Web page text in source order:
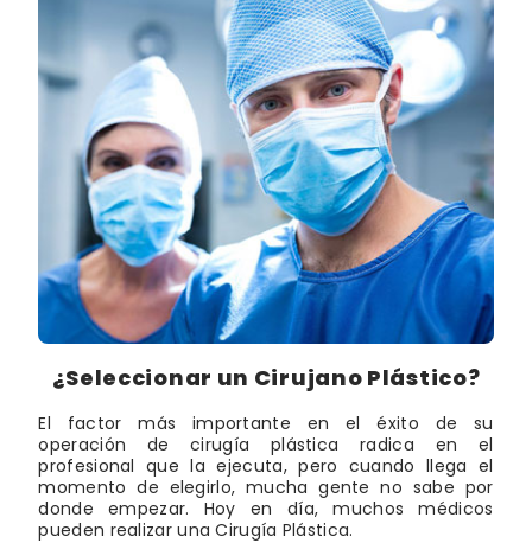
¿Seleccionar un Cirujano Plástico?
El factor más importante en el éxito de su
operación de cirugía plástica radica en el
profesional que la ejecuta, pero cuando llega el
momento de elegirlo, mucha gente no sabe por
donde empezar. Hoy en día, muchos médicos
pueden realizar una Cirugía Plástica.